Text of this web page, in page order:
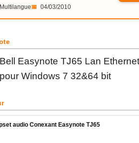
Multilangue📅 04/03/2010
Easynote TJ65 Lan
Windows 7 32&64 bit
audio Conexant Easynote TJ65